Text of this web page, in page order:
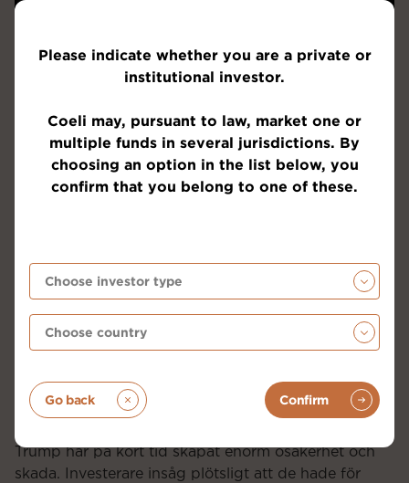
Källa: Bloomberg
Trump har på kort tid skapat enorm osäkerhet och
skada. Investerare insåg plötsligt att de hade för
Please indicate whether you are a private or
institutional investor.
Coeli may, pursuant to law, market one or
multiple funds in several jurisdictions. By
choosing an option in the list below, you
confirm that you belong to one of these.
Go back Confirm